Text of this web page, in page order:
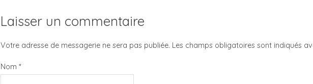
Laisser un commentaire
Votre adresse de messagerie ne sera pas publiée. Les champs obligatoires sont indiqués
Nom *